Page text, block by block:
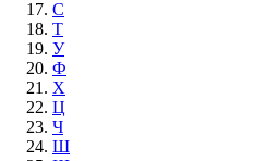
С
Т
У
Ф
Х
Ц
Ч
Ш